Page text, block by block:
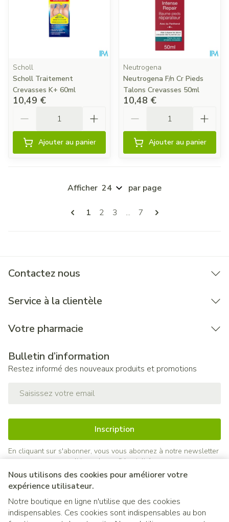
Nous utilisons des cookies pour améliorer votre
expérience utilisateur.
Notre boutique en ligne n'utilise que des cookies
indispensables. Ces cookies sont indispensables au bon
Scholl
Scholl Traitement
Crevasses K+ 60ml
10,49 €
Ajouter au panier
Neutrogena
Neutrogena F/n Cr Pieds
Talons Crevasses 50ml
10,48 €
Ajouter au panier
Pages
Vous lisez actuellement la page
1 Page
2 Page
3 ... Page
7
Afficher par page
Contactez nous
Service à la clientèle
Votre pharmacie
Bulletin d’information
Restez informé des nouveaux produits et promotions
Inscription
En cliquant sur s'abonner, vous vous abonnez à notre newsletter
et acceptez notrepolitique de confidentialité.